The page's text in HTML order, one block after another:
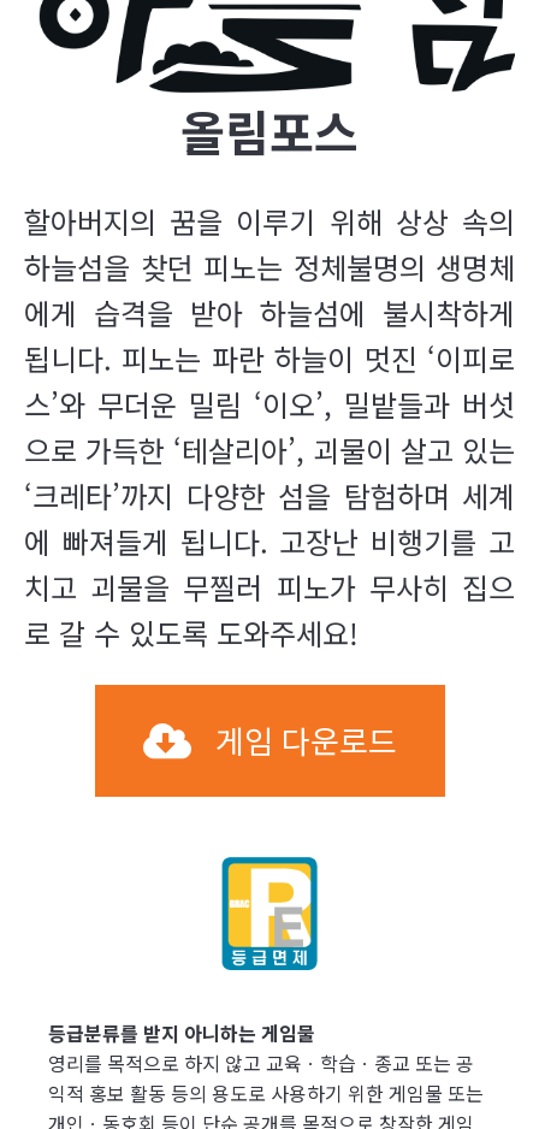
올림포스
할아버지의 꿈을 이루기 위해 상상 속의
하늘섬을 찾던 피노는 정체불명의 생명체
에게 습격을 받아 하늘섬에 불시착하게
됩니다. 피노는 파란 하늘이 멋진 ‘이피로
스’와 무더운 밀림 ‘이오’, 밀밭들과 버섯
으로 가득한 ‘테살리아’, 괴물이 살고 있는
‘크레타’까지 다양한 섬을 탐험하며 세계
에 빠져들게 됩니다. 고장난 비행기를 고
치고 괴물을 무찔러 피노가 무사히 집으
로 갈 수 있도록 도와주세요!
게임 다운로드
등급분류를 받지 아니하는 게임물
영리를 목적으로 하지 않고 교육ㆍ학습ㆍ종교 또는 공
익적 홍보 활동 등의 용도로 사용하기 위한 게임물 또는
개인ㆍ동호회 등이 단순 공개를 목적으로 창작한 게임